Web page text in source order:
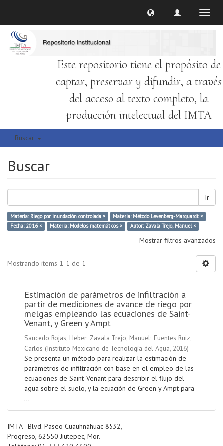
Este repositorio tiene el propósito de
captar, preservar y difundir, a través
del acceso al texto completo, la
producción intelectual del IMTA
Buscar
Buscar
Ir
Materia: Riego por inundación controlada ×
Materia: Método Levenberg-Marquardt ×
Fecha: 2016 ×
Materia: Modelos matemáticos × Autor: Zavala Trejo, Manuel ×
Mostrar filtros avanzados
Mostrando ítems 1-1 de 1
Estimación de parámetros de infiltración a
partir de mediciones de avance de riego por
melgas empleando las ecuaciones de Saint-
Venant, y Green y Ampt
Saucedo Rojas, Heber; Zavala Trejo, Manuel; Fuentes Ruiz,
Carlos (Instituto Mexicano de Tecnología del Agua, 2016)
Se presenta un método para realizar la estimación de
parámetros de infiltración con base en el empleo de las
ecuaciones de Saint-Venant para describir el flujo del
agua sobre el suelo, y la ecuación de Green y Ampt para
...
IMTA - Blvd. Paseo Cuauhnáhuac 8532,
Progreso, 62550 Jiutepec, Mor.